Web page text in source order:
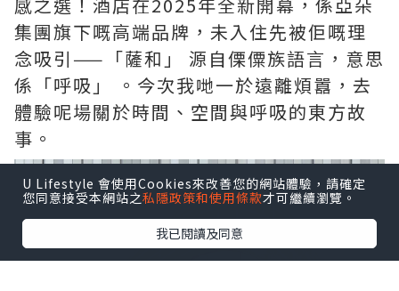
集團旗下嘅高端品牌，未入住先被佢嘅理
念吸引——「薩和」 源自傈僳族語言，意思
係「呼吸」 。今次我哋一於遠離煩囂，去
體驗呢場關於時間、空間與呼吸的東方故
事。
U Lifestyle 會使用Cookies來改善您的網站體驗，請確定
您同意接受本網站之私隱政策和使用條款才可繼續瀏覽。
我已閱讀及同意